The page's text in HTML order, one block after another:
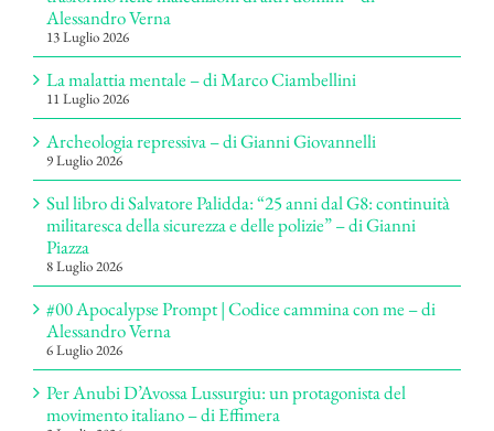
Alessandro Verna
13 Luglio 2026
La malattia mentale – di Marco Ciambellini
11 Luglio 2026
Archeologia repressiva – di Gianni Giovannelli
9 Luglio 2026
Sul libro di Salvatore Palidda: “25 anni dal G8: continuità
militaresca della sicurezza e delle polizie” – di Gianni
Piazza
8 Luglio 2026
#00 Apocalypse Prompt | Codice cammina con me – di
Alessandro Verna
6 Luglio 2026
Per Anubi D’Avossa Lussurgiu: un protagonista del
movimento italiano – di Effimera